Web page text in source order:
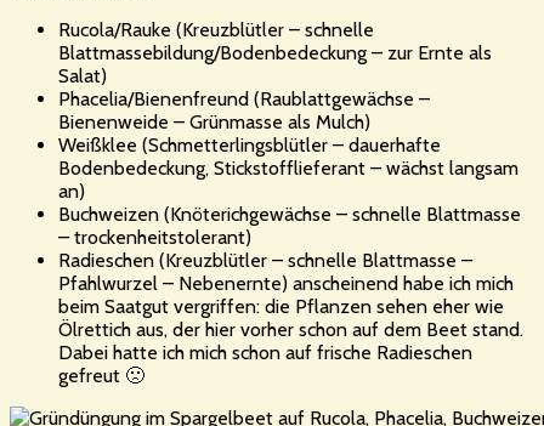
Rucola/Rauke (Kreuzblütler – schnelle
Blattmassebildung/Bodenbedeckung – zur Ernte als
Salat)
Phacelia/Bienenfreund (Raublattgewächse –
Bienenweide – Grünmasse als Mulch)
Weißklee (Schmetterlingsblütler – dauerhafte
Bodenbedeckung, Stickstofflieferant – wächst langsam
an)
Buchweizen (Knöterichgewächse – schnelle Blattmasse
– trockenheitstolerant)
Radieschen (Kreuzblütler – schnelle Blattmasse –
Pfahlwurzel – Nebenernte) anscheinend habe ich mich
beim Saatgut vergriffen: die Pflanzen sehen eher wie
Ölrettich aus, der hier vorher schon auf dem Beet stand.
Dabei hatte ich mich schon auf frische Radieschen
gefreut 🙁